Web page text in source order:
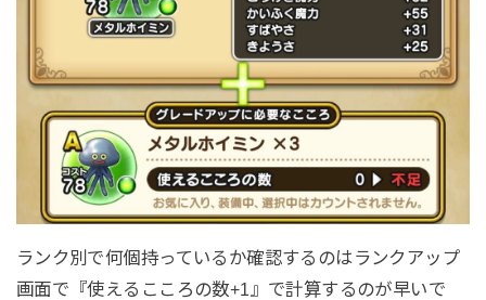
ランク別で何個持っているか確認するのはランクアップ
画面で『使えるこころの数+1』で計算するのが早いで